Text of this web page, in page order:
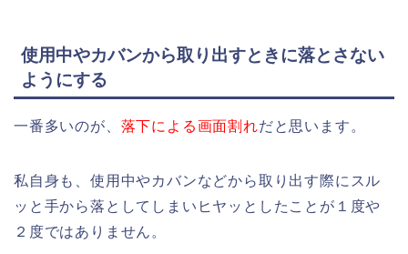
使用中やカバンから取り出すときに落とさない
ようにする
一番多いのが、 落下による画面割れだと思います。
私自身も、使用中やカバンなどから取り出す際にスル
ッと手から落としてしまいヒヤッとしたことが１度や
２度ではありません。